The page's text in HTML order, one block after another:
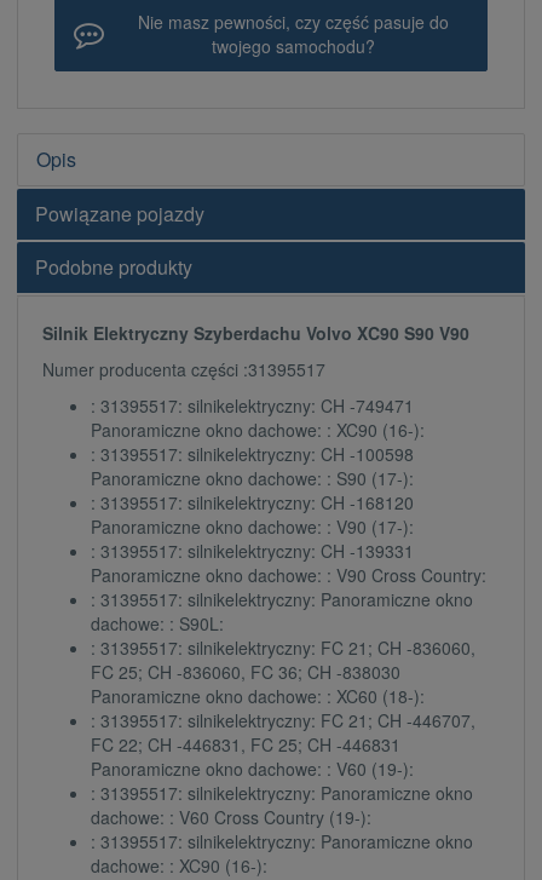
Nie masz pewności, czy część pasuje do
twojego samochodu?
Opis
Powiązane pojazdy
Podobne produkty
Silnik Elektryczny Szyberdachu Volvo XC90 S90 V90
Numer producenta części :31395517
: 31395517: silnikelektryczny: CH -749471
Panoramiczne okno dachowe: : XC90 (16-):
: 31395517: silnikelektryczny: CH -100598
Panoramiczne okno dachowe: : S90 (17-):
: 31395517: silnikelektryczny: CH -168120
Panoramiczne okno dachowe: : V90 (17-):
: 31395517: silnikelektryczny: CH -139331
Panoramiczne okno dachowe: : V90 Cross Country:
: 31395517: silnikelektryczny: Panoramiczne okno
dachowe: : S90L:
: 31395517: silnikelektryczny: FC 21; CH -836060,
FC 25; CH -836060, FC 36; CH -838030
Panoramiczne okno dachowe: : XC60 (18-):
: 31395517: silnikelektryczny: FC 21; CH -446707,
FC 22; CH -446831, FC 25; CH -446831
Panoramiczne okno dachowe: : V60 (19-):
: 31395517: silnikelektryczny: Panoramiczne okno
dachowe: : V60 Cross Country (19-):
: 31395517: silnikelektryczny: Panoramiczne okno
dachowe: : XC90 (16-):